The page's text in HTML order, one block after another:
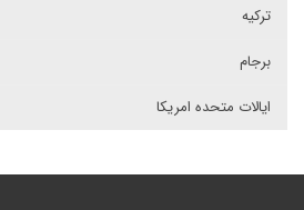
ترکیه
برجام
ایالات متحده امریکا